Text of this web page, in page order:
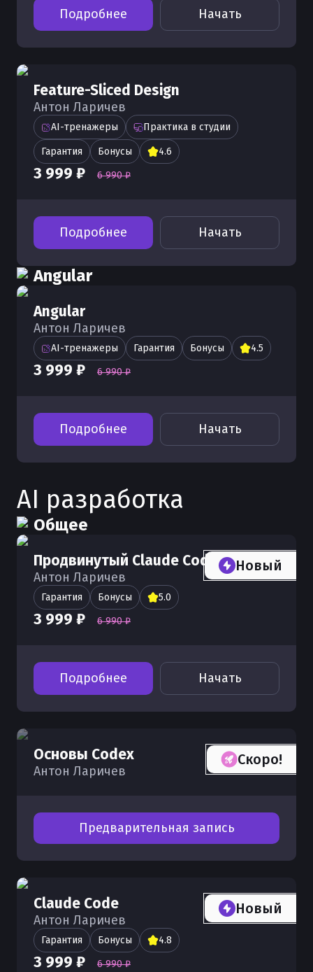
Подробнее Начать
Feature-Sliced Design
Антон Ларичев
AI-тренажеры Практика в студии
Гарантия Бонусы 4.6
3 999 ₽ 6 990 ₽
Подробнее Начать
Angular
Angular
Антон Ларичев
AI-тренажеры Гарантия Бонусы 4.5
3 999 ₽ 6 990 ₽
Подробнее Начать
AI разработка
Общее
Новый
Продвинутый Claude Code
Антон Ларичев
Гарантия Бонусы 5.0
3 999 ₽ 6 990 ₽
Подробнее Начать
Скоро!
Основы Codex
Антон Ларичев
Предварительная запись
Новый
Claude Code
Антон Ларичев
Гарантия Бонусы 4.8
3 999 ₽ 6 990 ₽